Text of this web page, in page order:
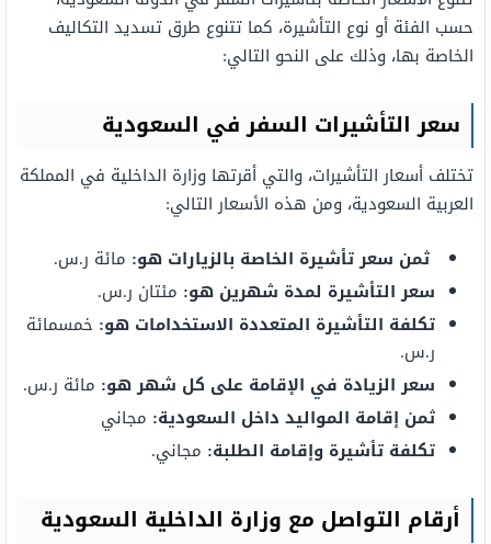
حسب الفئة أو نوع التأشيرة، كما تتنوع طرق تسديد التكاليف
الخاصة بها، وذلك على النحو التالي:
سعر التأشيرات السفر في السعودية
تختلف أسعار التأشيرات، والتي أقرتها وزارة الداخلية في المملكة
العربية السعودية، ومن هذه الأسعار التالي:
ثمن سعر تأشيرة الخاصة بالزيارات هو: مائة ر.س.
سعر التأشيرة لمدة شهرين هو: مئتان ر.س.
تكلفة التأشيرة المتعددة الاستخدامات هو: خمسمائة
ر.س.
سعر الزيادة في الإقامة على كل شهر هو: مائة ر.س.
ثمن إقامة المواليد داخل السعودية: مجاني
تكلفة تأشيرة وإقامة الطلبة: مجاني.
أرقام التواصل مع وزارة الداخلية السعودية